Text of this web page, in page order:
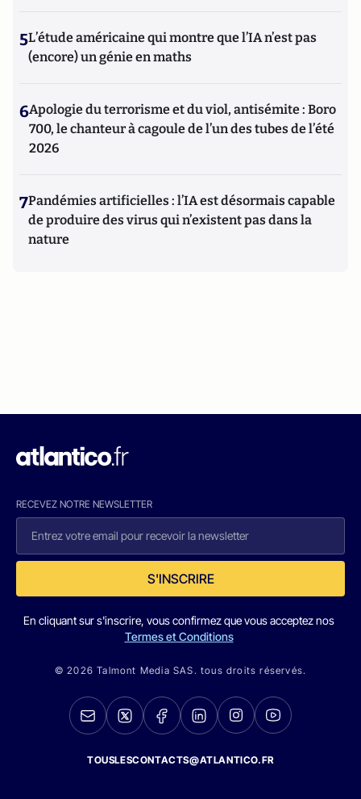
5L’étude américaine qui montre que l’IA n’est pas
(encore) un génie en maths
6Apologie du terrorisme et du viol, antisémite : Boro
700, le chanteur à cagoule de l’un des tubes de l’été
2026
7Pandémies artificielles : l’IA est désormais capable
de produire des virus qui n’existent pas dans la
nature
RECEVEZ NOTRE NEWSLETTER
S'INSCRIRE
En cliquant sur s'inscrire, vous confirmez que vous acceptez nos
Termes et Conditions
© 2026 Talmont Media SAS. tous droits réservés.
TOUSLESCONTACTS@ATLANTICO.FR